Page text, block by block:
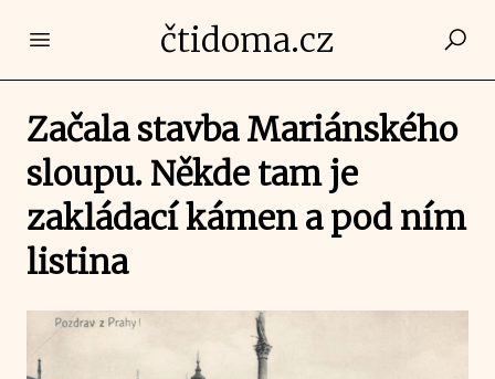
Open main menučtidoma.cz
Začala stavba Mariánského
sloupu. Někde tam je
zakládací kámen a pod ním
listina